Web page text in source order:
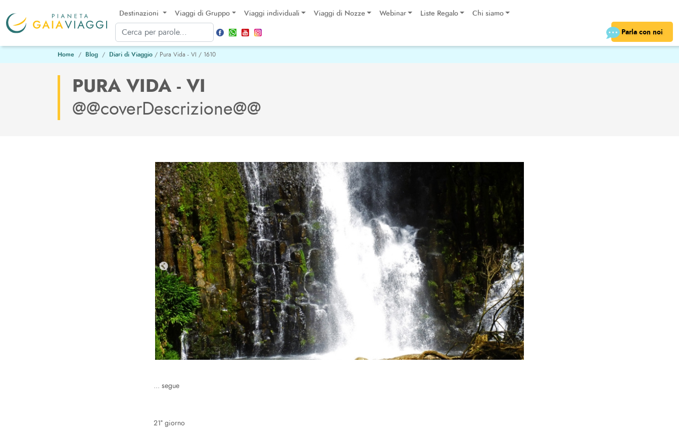
Destinazioni Viaggi di Gruppo Viaggi individuali Viaggi di Nozze Webinar Liste Regalo Chi siamo
Parla con noi
Home Blog Diari di Viaggio / Pura Vida - VI / 1610
PURA VIDA - VI
@@coverDescrizione@@
... segue
21° giorno